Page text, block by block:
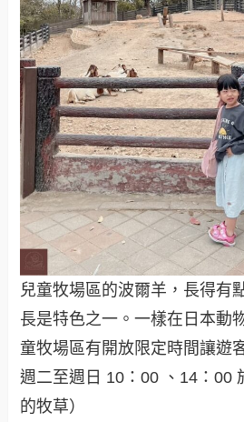
兒童牧場區的波爾羊，長得有
長是特色之一。一樣在日本動
童牧場區有開放限定時間讓遊
週二至週日 10：00 、14：00
的牧草）